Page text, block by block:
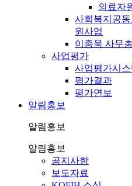
의료자
사회복지공
원사업
이종욱 사무
사업평가
사업평가시스
평가결과
평가연보
알림홍보
알림홍보
알림홍보
공지사항
보도자료